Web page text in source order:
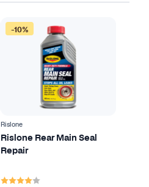
-10%
Rislone
Rislone Rear Main Seal
Repair
Karakter: